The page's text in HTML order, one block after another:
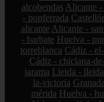
alcobendas Alicante -
- ponferrada
alicante Alicante -
- barbate Huelva -
torreblanca Cádiz -
Cádiz - chiclana-
jarama Lleida - lleida
la-victoria
mérida Huelva -